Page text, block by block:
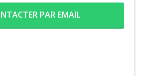
PAR EMAIL